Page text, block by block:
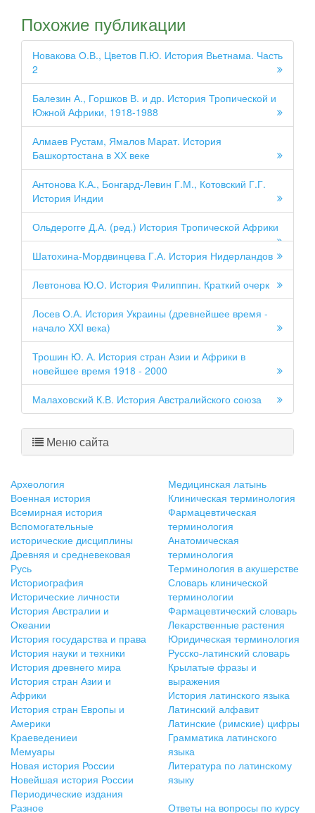
Похожие публикации
Новакова О.В., Цветов П.Ю. История Вьетнама. Часть
2
Балезин А., Горшков В. и др. История Тропической и
Южной Африки, 1918-1988
Алмаев Рустам, Ямалов Марат. История
Башкортостана в ХХ веке
Антонова К.А., Бонгард-Левин Г.М., Котовский Г.Г.
История Индии
Ольдерогге Д.А. (ред.) История Тропической Африки
Шатохина-Мордвинцева Г.А. История Нидерландов
Левтонова Ю.О. История Филиппин. Краткий очерк
Лосев О.А. История Украины (древнейшее время -
начало XXI века)
Трошин Ю. А. История стран Азии и Африки в
новейшее время 1918 - 2000
Малаховский К.В. История Австралийского союза
Меню сайта
Археология
Военная история
Всемирная история
Вспомогательные
исторические дисциплины
Древняя и средневековая
Русь
Историография
Исторические личности
История Австралии и
Океании
История государства и права
История науки и техники
История древнего мира
История стран Азии и
Африки
История стран Европы и
Америки
Краеведениеи
Мемуары
Новая история России
Новейшая история России
Периодические издания
Разное
Медицинская латынь
Клиническая терминология
Фармацевтическая
терминология
Анатомическая
терминология
Терминология в акушерстве
Словарь клинической
терминологии
Фармацевтический словарь
Лекарственные растения
Юридическая терминология
Русско-латинский словарь
Крылатые фразы и
выражения
История латинского языка
Латинский алфавит
Латинские (римские) цифры
Грамматика латинского
языка
Литература по латинскому
языку
Ответы на вопросы по курсу